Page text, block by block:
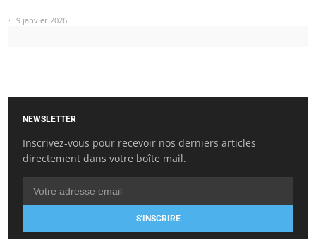
9 janvier 2026
NEWSLETTER
Inscrivez-vous pour recevoir nos derniers articles
directement dans votre boîte mail.
S'INSCRIRE